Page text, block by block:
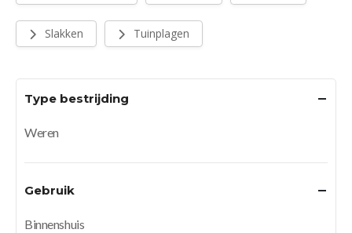
Slakken Tuinplagen
Type bestrijding
Weren
Gebruik
Binnenshuis